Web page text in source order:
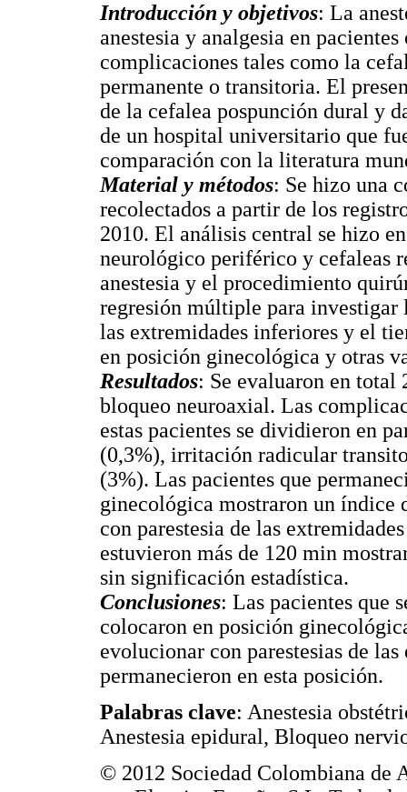
Introducción y objetivos: La
anestesia y analgesia en
complicaciones tales como la
permanente o transitoria. El
de la cefalea pospunción dural y
de un hospital universitario que
comparación con la literatura
Material y métodos: Se hizo una
recolectados a partir de los
2010. El análisis central se hizo
neurológico periférico y cefaleas
anestesia y el procedimiento
regresión múltiple para investigar
las extremidades inferiores y el
en posición ginecológica y otras
Resultados: Se evaluaron en total
bloqueo neuroaxial. Las
estas pacientes se dividieron en
(0,3%), irritación radicular
(3%). Las pacientes que
ginecológica mostraron un índice
con parestesia de las
estuvieron más de 120 min
sin significación estadística.
Conclusiones: Las pacientes que
colocaron en posición
evolucionar con parestesias de
permanecieron en esta posición.
Palabras clave: Anestesia
Anestesia epidural, Bloqueo
© 2012 Sociedad Colombiana de